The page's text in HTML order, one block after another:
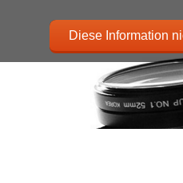
Diese Information